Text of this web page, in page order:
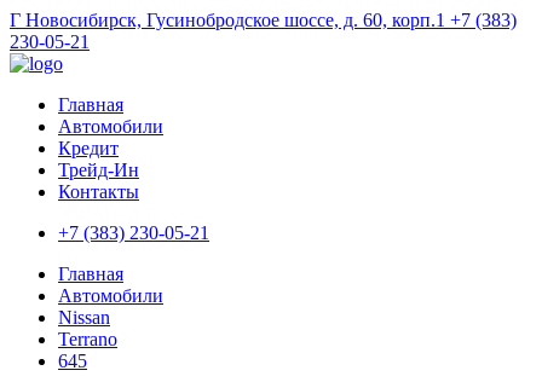
Г Новосибирск, Гусинобродское шоссе, д. 60, корп.1 +7 (383)
230-05-21
Главная
Автомобили
Кредит
Трейд-Ин
Контакты
+7 (383) 230-05-21
Главная
Автомобили
Nissan
Terrano
645